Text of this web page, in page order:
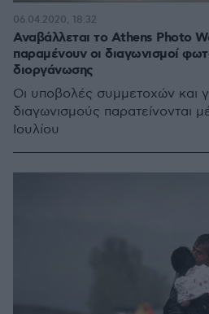
Αναβάλλεται το Αthens Photo
παραμένουν οι διαγωνισμοί
διοργάνωσης
Οι υποβολές συμμετοχών και
διαγωνισμούς παρατείνονται
Ιουλίου
06.04.2020, 18:32